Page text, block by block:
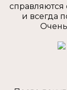
и всегда